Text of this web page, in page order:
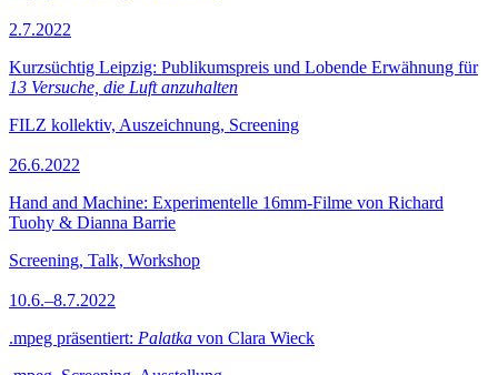
2.7.2022
Kurzsüchtig Leipzig: Publikumspreis und Lobende Erwähnung für
13 Versuche, die Luft anzuhalten
FILZ kollektiv, Auszeichnung, Screening
26.6.2022
Hand and Machine: Experimentelle 16mm-Filme von Richard
Tuohy & Dianna Barrie
Screening, Talk, Workshop
10.6.–8.7.2022
.mpeg präsentiert: Palatka von Clara Wieck